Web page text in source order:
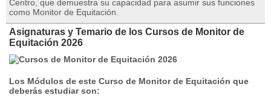
Centro, que demuestra su capacidad para asumir sus funciones
como Monitor de Equitación.
Asignaturas y Temario de los Cursos de Monitor de
Equitación 2026
Los Módulos de este Curso de Monitor de Equitación que
deberás estudiar son: